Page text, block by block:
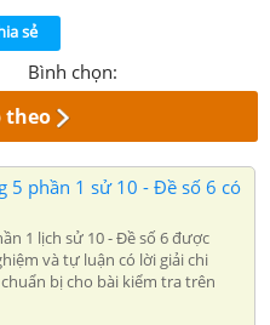
sẻ
Bình chọn:
theo
phần 1 sử 10 - Đề số 6 có
1 lịch sử 10 - Đề số 6 được
và tự luận có lời giải chi
bị cho bài kiểm tra trên